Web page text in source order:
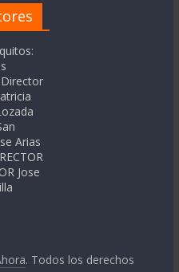
Arias
Jose
. Todos los derechos